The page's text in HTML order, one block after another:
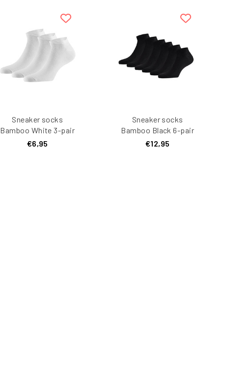
Sneaker socks
Bamboo White 3-pair
€6,95
Sneaker socks
Bamboo Black 6-pair
€12,95